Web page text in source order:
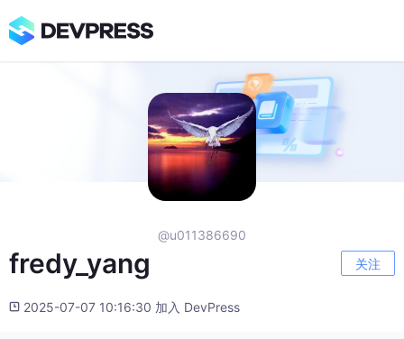
@u011386690
fredy_yang 关注
2025-07-07 10:16:30 加入 DevPress